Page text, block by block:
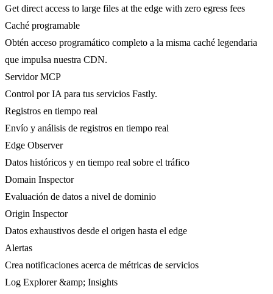
Get direct access to large files at the edge with zero egress fees
Caché programable
Obtén acceso programático completo a la misma caché legendaria
que impulsa nuestra CDN.
Servidor MCP
Control por IA para tus servicios Fastly.
Registros en tiempo real
Envío y análisis de registros en tiempo real
Edge Observer
Datos históricos y en tiempo real sobre el tráfico
Domain Inspector
Evaluación de datos a nivel de dominio
Origin Inspector
Datos exhaustivos desde el origen hasta el edge
Alertas
Crea notificaciones acerca de métricas de servicios
Log Explorer &amp; Insights